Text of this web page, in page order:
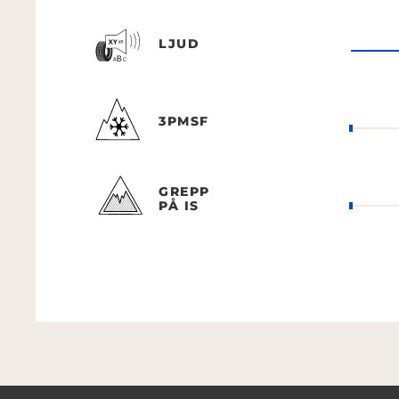
LJUD
3PMSF
GREPP
PÅ IS